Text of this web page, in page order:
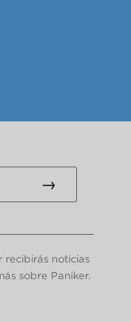
recibirás noticias
sobre Paniker.